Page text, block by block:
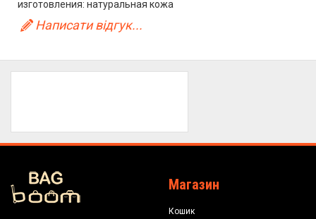
изготовления: натуральная кожа
Написати відгук...
Магазин
Кошик